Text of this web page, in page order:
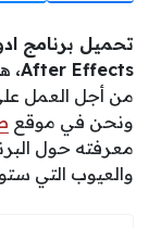
After Effects،
من أجل العمل
ونحن في موقع
معرفته حول
والعيوب التي